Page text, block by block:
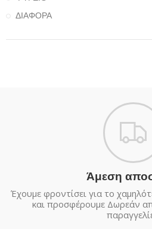
ΔΙΑΦΟΡΑ
Άμεση
Έχουμε φροντίσει για το
και προσφέρουμε Δωρεάν